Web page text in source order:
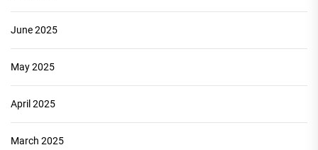
June 2025
May 2025
April 2025
March 2025